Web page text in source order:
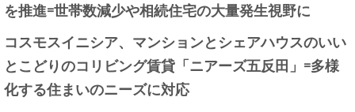
を推進=世帯数減少や相続住宅の大量発生視野に
コスモスイニシア、マンションとシェアハウスのいい
とこどりのコリビング賃貸「ニアーズ五反田」=多様
化する住まいのニーズに対応